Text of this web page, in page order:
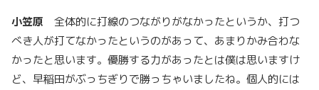
小笠原 全体的に打線のつながりがなかったというか、打つ
べき人が打てなかったというのがあって、あまりかみ合わな
かったと思います。優勝する力があったとは僕は思いますけ
ど、早稲田がぶっちぎりで勝っちゃいましたね。個人的には